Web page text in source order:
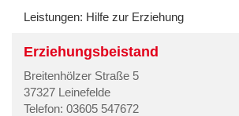
Leistungen: Hilfe zur Erziehung
Erziehungsbeistand
Breitenhölzer Straße 5
37327 Leinefelde
Telefon: 03605 547672